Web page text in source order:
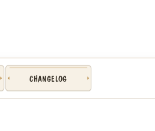
CHANGELOG